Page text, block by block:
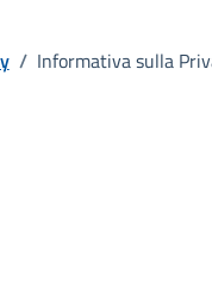
/ Informativa sulla